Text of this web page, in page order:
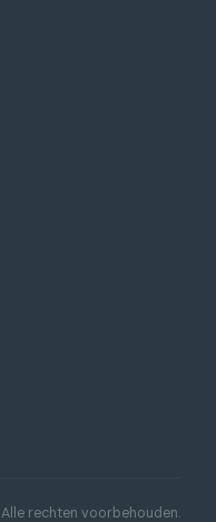
Alle rechten voorbehouden.